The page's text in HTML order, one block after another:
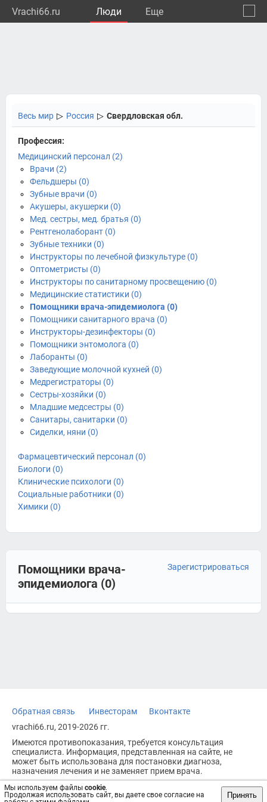
Vrachi66.ru Люди Eще
Мы используем файлы cookie.
Продолжая использовать сайт, вы даете свое согласие на
Принять
Весь мир ▷ Россия ▷ Свердловская обл.
Профессия:
Медицинский персонал (2)
Врачи (2)
Фельдшеры (0)
Зубные врачи (0)
Акушеры, акушерки (0)
Мед. сестры, мед. братья (0)
Рентгенолаборант (0)
Зубные техники (0)
Инструкторы по лечебной физкультуре (0)
Оптометристы (0)
Инструкторы по санитарному просвещению (0)
Медицинские статистики (0)
Помощники врача-эпидемиолога (0)
Помощники санитарного врача (0)
Инструкторы-дезинфекторы (0)
Помощники энтомолога (0)
Лаборанты (0)
Заведующие молочной кухней (0)
Медрегистраторы (0)
Сестры-хозяйки (0)
Младшие медсестры (0)
Санитары, санитарки (0)
Сиделки, няни (0)
Фармацевтический персонал (0)
Биологи (0)
Клинические психологи (0)
Социальные работники (0)
Химики (0)
Помощники врача-
эпидемиолога (0)
Зарегистрироваться
Обратная связь Инвесторам
Вконтакте
vrachi66.ru, 2019-2026 гг.
Имеются противопоказания, требуется консультация
специалиста. Информация, представленная на сайте, не
может быть использована для постановки диагноза,
назначения лечения и не заменяет прием врача.
Возрастное ограничение: 18+